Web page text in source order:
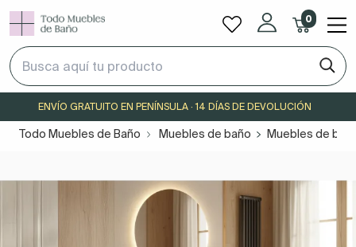
0
ENVÍO GRATUITO EN PENÍNSULA · 14 DÍAS DE DEVOLUCIÓN
Todo Muebles de Baño Muebles de baño Muebles de